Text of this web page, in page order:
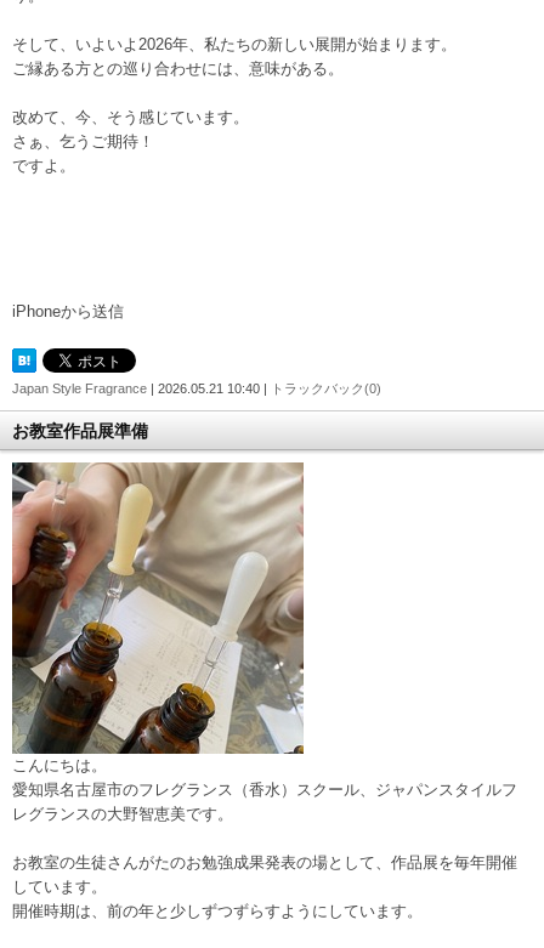
そして、いよいよ2026年、私たちの新しい展開が始まります。
ご縁ある方との巡り合わせには、意味がある。
改めて、今、そう感じています。
さぁ、乞うご期待！
ですよ。
iPhoneから送信
Japan Style Fragrance | 2026.05.21 10:40 | トラックバック(0)
お教室作品展準備
こんにちは。
愛知県名古屋市のフレグランス（香水）スクール、ジャパンスタイルフ
レグランスの大野智恵美です。
お教室の生徒さんがたのお勉強成果発表の場として、作品展を毎年開催
しています。
開催時期は、前の年と少しずつずらすようにしています。